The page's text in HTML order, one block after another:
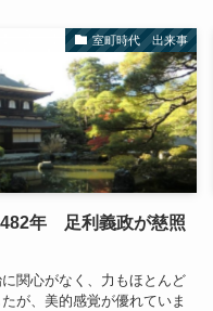
室町時代 出来事
年 足利義政が慈照
関心がなく、力もほとんど
が、美的感覚が優れていま